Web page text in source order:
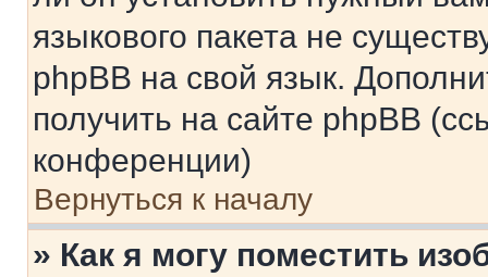
языкового пакета не
phpBB на свой язык.
получить на сайте phpBB
конференции)
Вернуться к началу
» Как я могу поместить